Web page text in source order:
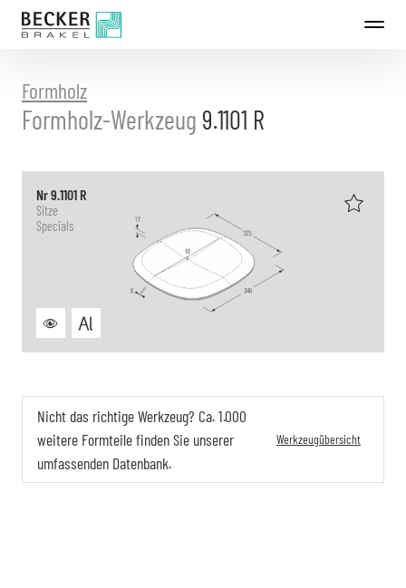
Direkt
Formholz
Formholz-Werkzeug 9.1101 R
Nr 9.1101 R
Sitze
Specials
Nicht das richtige Werkzeug? Ca. 1.000
weitere Formteile finden Sie unserer
umfassenden Datenbank.
Werkzeugübersicht